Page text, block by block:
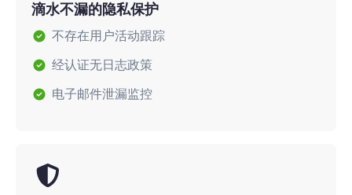
滴水不漏的隐私保护
不存在用户活动跟踪
经认证无日志政策
电子邮件泄漏监控